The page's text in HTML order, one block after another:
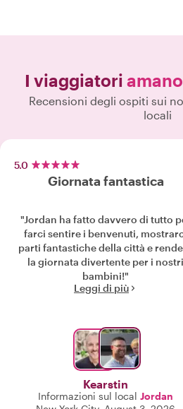
I viaggiatori amano
Recensioni degli ospiti sui
locali
5.0
Giornata fantastica
"Jordan ha fatto davvero di tutto
farci sentire i benvenuti,
parti fantastiche della città e
la giornata divertente per i nostri
bambini!"
Leggi di più
Kearstin
Informazioni sul local Jordan